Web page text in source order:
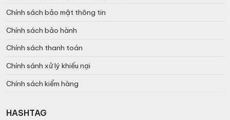
Chính sách bảo mật thông tin
Chính sách bảo hành
Chính sách thanh toán
Chính sánh xử lý khiếu nại
Chính sách kiểm hàng
HASHTAG